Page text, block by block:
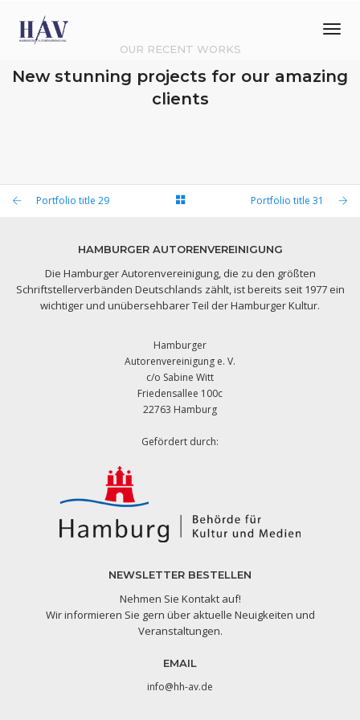
OUR RECENT WORKS
New stunning projects for our amazing
clients
PORTFOLIO TITLE 32
WEB AND PHOTOGRAPHY
PORTFOLIO TITLE 31
Portfolio title 29 Portfolio title 31
HAMBURGER AUTORENVEREINIGUNG
Die Hamburger Autorenvereinigung, die zu den größten
Schriftstellerverbänden Deutschlands zählt, ist bereits seit 1977 ein
wichtiger und unübersehbarer Teil der Hamburger Kultur.
Hamburger
Autorenvereinigung e. V.
c/o Sabine Witt
Friedensallee 100c
22763 Hamburg
Gefördert durch:
NEWSLETTER BESTELLEN
Nehmen Sie Kontakt auf!
Wir informieren Sie gern über aktuelle Neuigkeiten und
Veranstaltungen.
EMAIL
info@hh-av.de